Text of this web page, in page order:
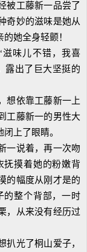
被工藤新一品尝了
奇妙的滋味是她从
她全身轻颤！
味儿不错，我喜
露出了巨大坚挺的
依靠工藤新一上
工藤新一的男性大
上了眼睛。
说着，再一次吻
抚摸着她的粉嫩背
的幅度从刚才是的
的整个背部，一时
，从来没有经历过
光了桐山爱子，